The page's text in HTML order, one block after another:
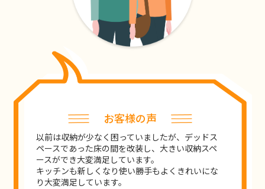
お客様の声
以前は収納が少なく困っていましたが、デッドス
ペースであった床の間を改装し、大きい収納スペ
ースができ大変満足しています。
キッチンも新しくなり使い勝手もよくきれいにな
り大変満足しています。